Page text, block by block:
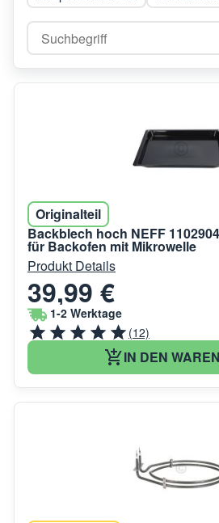
Originalteil
Backblech hoch NEFF
für Backofen mit Mikrowelle
Produkt Details
39,99 €
1-2 Werktage
(12)
IN DEN